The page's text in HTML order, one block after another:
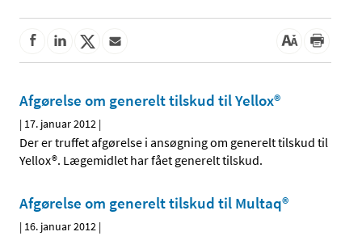
Afgørelse om generelt tilskud til Yellox®
| 17. januar 2012 |
Der er truffet afgørelse i ansøgning om generelt tilskud til
Yellox®. Lægemidlet har fået generelt tilskud.
Afgørelse om generelt tilskud til Multaq®
| 16. januar 2012 |